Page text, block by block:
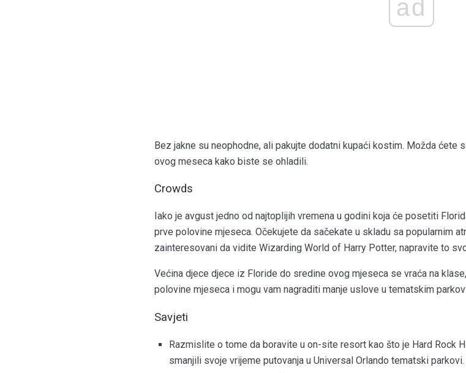
ad
Bez jakne su neophodne, ali pakujte dodatni kupaći kostim. Možda ćete
ovog meseca kako biste se ohladili.
Crowds
Iako je avgust jedno od najtoplijih vremena u godini koja će posetiti
prve polovine mjeseca. Očekujete da sačekate u skladu sa popularnim
zainteresovani da vidite Wizarding World of Harry Potter, napravite to
Većina djece djece iz Floride do sredine ovog mjeseca se vraća na
polovine mjeseca i mogu vam nagraditi manje uslove u tematskim
Savjeti
Razmislite o tome da boravite u on-site resort kao što je Hard Rock
smanjili svoje vrijeme putovanja u Universal Orlando tematski parkovi.